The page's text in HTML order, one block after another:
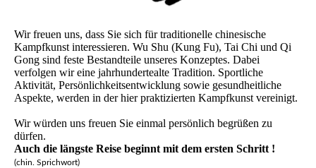
Wir freuen uns, dass Sie sich für traditionelle chinesische
Kampfkunst interessieren. Wu Shu (Kung Fu), Tai Chi und Qi
Gong sind feste Bestandteile unseres Konzeptes. Dabei
verfolgen wir eine jahrhundertealte Tradition. Sportliche
Aktivität, Persönlichkeitsentwicklung sowie gesundheitliche
Aspekte, werden in der hier praktizierten Kampfkunst vereinigt.
Wir würden uns freuen Sie einmal persönlich begrüßen zu
dürfen.
Auch die längste Reise beginnt mit dem ersten Schritt !
(chin. Sprichwort)